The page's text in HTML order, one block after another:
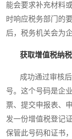
能会要求补充材料
时响应税务部门的
后，税务机关会为
获取增值税纳
成功通过审核后
号。这个号码是企
票、提交申报表、
发一份增值税登记
保管此号码和证书